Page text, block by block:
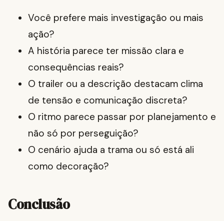
Você prefere mais investigação ou mais
ação?
A história parece ter missão clara e
consequências reais?
O trailer ou a descrição destacam clima
de tensão e comunicação discreta?
O ritmo parece passar por planejamento e
não só por perseguição?
O cenário ajuda a trama ou só está ali
como decoração?
Conclusão